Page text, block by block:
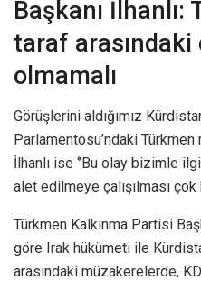
Başkanı
taraf
olmamalı
Görüşlerini aldığımız
Parlamentosu’ndaki
İlhanlı ise ‘’Bu olay bizimle
alet edilmeye çalışılması çok
Türkmen Kalkınma Partisi
göre Irak hükümeti ile
arasındaki müzakerelerde,